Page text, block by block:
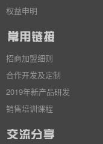
权益申明
招商加盟细则
合作开发及定制
2019年新产品研发
销售培训课程